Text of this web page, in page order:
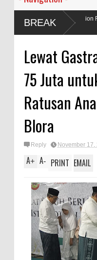
BREAK
Ramaikan Lomba Lukis
Lewat
75 Juta
Ratusan
Blora
Reply November 17,
A+ A- PRINT EMAIL